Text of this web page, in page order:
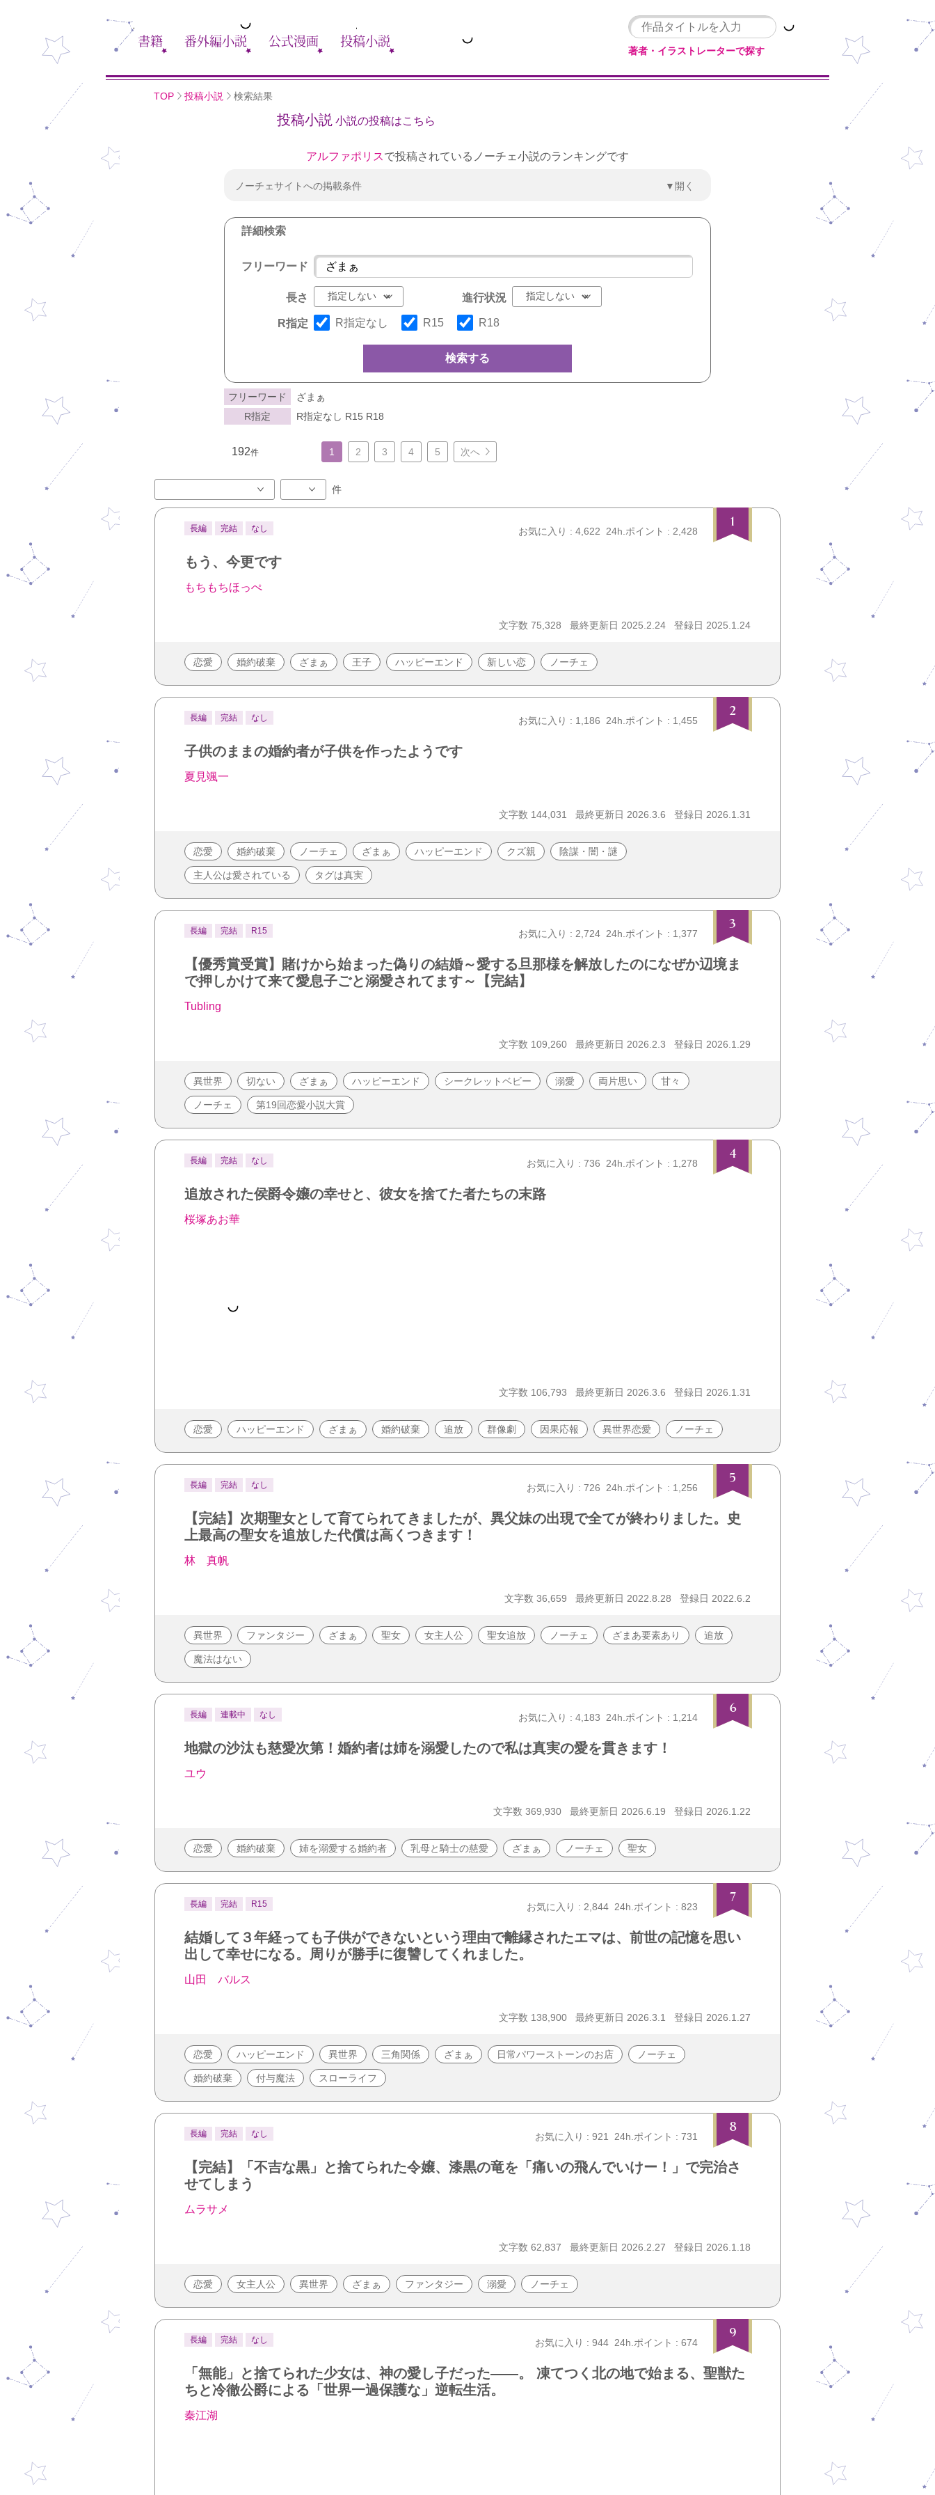
書籍 番外編小説 公式漫画 投稿小説
著者・イラストレーターで探す
TOP 投稿小説 検索結果
投稿小説 小説の投稿はこちら
アルファポリスで投稿されているノーチェ小説のランキングです
ノーチェサイトへの掲載条件 ▼開く
詳細検索
フリーワード
長さ 進行状況
R指定 R指定なし R15 R18
検索する
フリーワード
ざまぁ
R指定
R指定なし R15 R18
192件 1 2 3 4 5 次へ
件
1
長編 完結 なし お気に入り : 4,622 24h.ポイント : 2,428
もう、今更です
もちもちほっぺ
文字数 75,328 最終更新日 2025.2.24 登録日 2025.1.24
恋愛 婚約破棄 ざまぁ 王子 ハッピーエンド 新しい恋 ノーチェ
2
長編 完結 なし お気に入り : 1,186 24h.ポイント : 1,455
子供のままの婚約者が子供を作ったようです
夏見颯一
文字数 144,031 最終更新日 2026.3.6 登録日 2026.1.31
恋愛 婚約破棄 ノーチェ ざまぁ ハッピーエンド クズ親 陰謀・闇・謎
主人公は愛されている タグは真実
3
長編 完結 R15 お気に入り : 2,724 24h.ポイント : 1,377
【優秀賞受賞】賭けから始まった偽りの結婚～愛する旦那様を解放したのになぜか辺境ま
で押しかけて来て愛息子ごと溺愛されてます～【完結】
Tubling
文字数 109,260 最終更新日 2026.2.3 登録日 2026.1.29
異世界 切ない ざまぁ ハッピーエンド シークレットベビー 溺愛 両片思い 甘々
ノーチェ 第19回恋愛小説大賞
4
長編 完結 なし お気に入り : 736 24h.ポイント : 1,278
追放された侯爵令嬢の幸せと、彼女を捨てた者たちの末路
桜塚あお華
文字数 106,793 最終更新日 2026.3.6 登録日 2026.1.31
恋愛 ハッピーエンド ざまぁ 婚約破棄 追放 群像劇 因果応報 異世界恋愛 ノーチェ
5
長編 完結 なし お気に入り : 726 24h.ポイント : 1,256
【完結】次期聖女として育てられてきましたが、異父妹の出現で全てが終わりました。史
上最高の聖女を追放した代償は高くつきます！
林 真帆
文字数 36,659 最終更新日 2022.8.28 登録日 2022.6.2
異世界 ファンタジー ざまぁ 聖女 女主人公 聖女追放 ノーチェ ざまあ要素あり 追放
魔法はない
6
長編 連載中 なし お気に入り : 4,183 24h.ポイント : 1,214
地獄の沙汰も慈愛次第！婚約者は姉を溺愛したので私は真実の愛を貫きます！
ユウ
文字数 369,930 最終更新日 2026.6.19 登録日 2026.1.22
恋愛 婚約破棄 姉を溺愛する婚約者 乳母と騎士の慈愛 ざまぁ ノーチェ 聖女
7
長編 完結 R15 お気に入り : 2,844 24h.ポイント : 823
結婚して３年経っても子供ができないという理由で離縁されたエマは、前世の記憶を思い
出して幸せになる。周りが勝手に復讐してくれました。
山田 バルス
文字数 138,900 最終更新日 2026.3.1 登録日 2026.1.27
恋愛 ハッピーエンド 異世界 三角関係 ざまぁ 日常パワーストーンのお店 ノーチェ
婚約破棄 付与魔法 スローライフ
8
長編 完結 なし お気に入り : 921 24h.ポイント : 731
【完結】「不吉な黒」と捨てられた令嬢、漆黒の竜を「痛いの飛んでいけー！」で完治さ
せてしまう
ムラサメ
文字数 62,837 最終更新日 2026.2.27 登録日 2026.1.18
恋愛 女主人公 異世界 ざまぁ ファンタジー 溺愛 ノーチェ
9
長編 完結 なし お気に入り : 944 24h.ポイント : 674
「無能」と捨てられた少女は、神の愛し子だった――。 凍てつく北の地で始まる、聖獣た
ちと冷徹公爵による「世界一過保護な」逆転生活。
秦江湖